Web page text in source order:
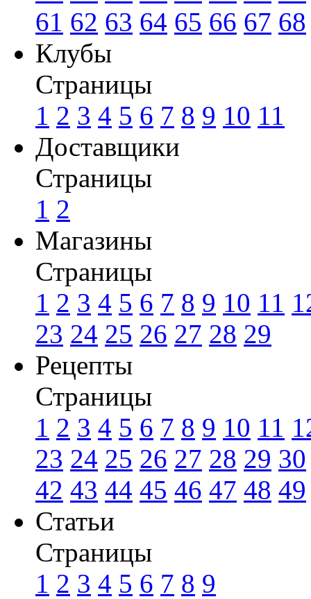
61 62 63 64 65 66 67 68
Клубы
Страницы
1 2 3 4 5 6 7 8 9 10 11
Доставщики
Страницы
1 2
Магазины
Страницы
1 2 3 4 5 6 7 8 9 10 11
23 24 25 26 27 28 29
Рецепты
Страницы
1 2 3 4 5 6 7 8 9 10 11
23 24 25 26 27 28 29 30
42 43 44 45 46 47 48 49
Статьи
Страницы
1 2 3 4 5 6 7 8 9